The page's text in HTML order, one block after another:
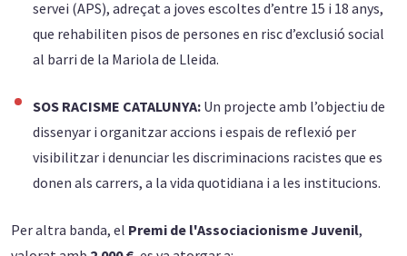
servei (APS), adreçat a joves escoltes d’entre 15 i 18 anys,
que rehabiliten pisos de persones en risc d’exclusió social
al barri de la Mariola de Lleida.
SOS RACISME CATALUNYA: Un projecte amb l’objectiu de
dissenyar i organitzar accions i espais de reflexió per
visibilitzar i denunciar les discriminacions racistes que es
donen als carrers, a la vida quotidiana i a les institucions.
Per altra banda, el Premi de l'Associacionisme Juvenil,